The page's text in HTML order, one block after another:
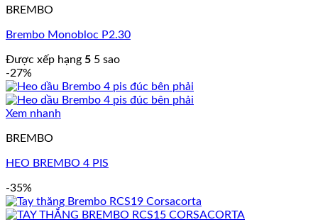
BREMBO
Brembo Monobloc P2.30
Được xếp hạng 5 5 sao
-27%
Xem nhanh
BREMBO
HEO BREMBO 4 PIS
-35%